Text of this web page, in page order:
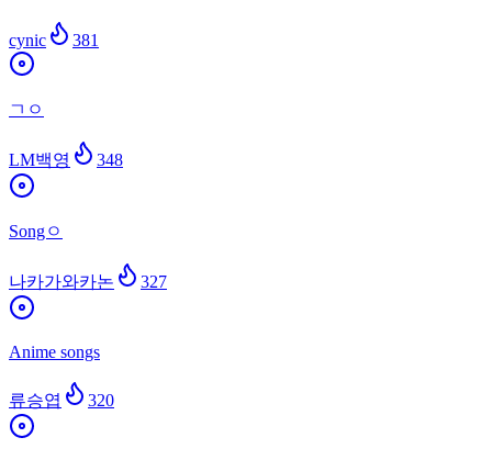
cynic 381
ㄱㅇ
LM백영 348
Songㅇ
나카가와카논 327
Anime songs
류승엽 320